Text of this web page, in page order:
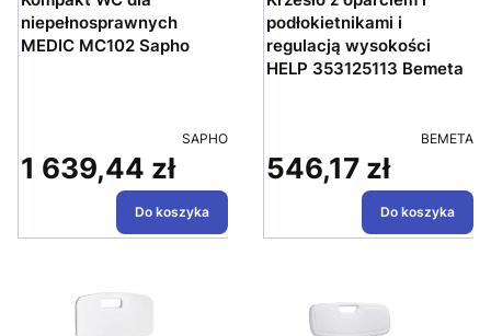
niepełnosprawnych
MEDIC MC102 Sapho
PRODUCENT
SAPHO
Cena
1 639,44 zł
Do koszyka
podłokietnikami i
regulacją wysokości
HELP 353125113 Bemeta
BEMETA
Cena
546,17 zł
Do koszyka